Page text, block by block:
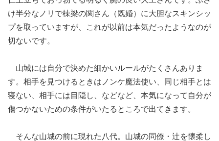
け半分なノリで棟梁の関さん（既婚）に大胆なスキンシッ
プを取っていますが、これが以前は本気だったようなのが
切ないです。
山城には自分で決めた細かいルールがたくさんありま
す。相手を見つけるときはノンケ魔法使い、同じ相手とは
寝ない、相手には目隠し、などなど、本気になって自分が
傷つかないための条件がいたるところで出てきます。
そんな山城の前に現れた八代。山城の同僚・辻を懐柔し